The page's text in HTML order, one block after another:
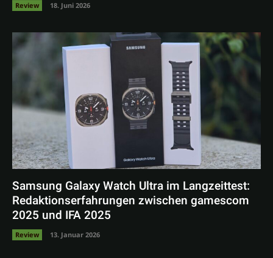
Review 18. Juni 2026
Samsung Galaxy Watch Ultra im Langzeittest:
Redaktionserfahrungen zwischen gamescom
2025 und IFA 2025
Review 13. Januar 2026